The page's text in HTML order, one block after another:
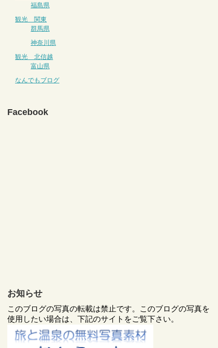
福島県
観光 関東
群馬県
神奈川県
観光 北信越
富山県
なんでもブログ
Facebook
お知らせ
このブログの写真の転載は禁止です。このブログの写真を
使用したい場合は、下記のサイトをご覧下さい。